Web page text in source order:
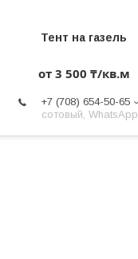
Тент на газель
от 3 500 ₸/кв.м
+7 (708) 654-50-65
сотовый, WhatsApp